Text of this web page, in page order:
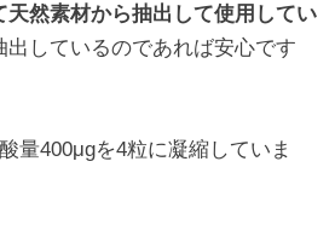
天然素材から抽出して使用してい
出しているのであれば安心です
量400μgを4粒に凝縮していま